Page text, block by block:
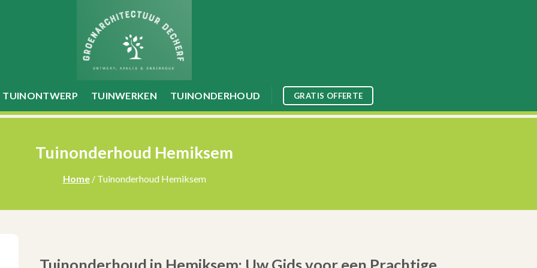
TUINONTWERP TUINWERKEN TUINONDERHOUD GRATIS OFFERTE
Tuinonderhoud Hemiksem
Home/ Tuinonderhoud Hemiksem
Tuinonderhoud in Hemiksem: Uw Gids voor een Prachtige